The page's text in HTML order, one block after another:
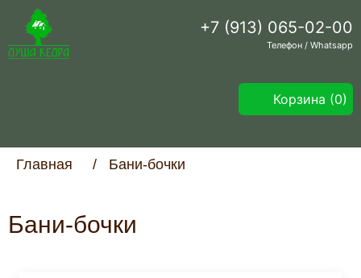
Корзина (0)
+7 (913) 065-02-00
Телефон / Whatsapp
Главная / Бани-бочки
Бани-бочки